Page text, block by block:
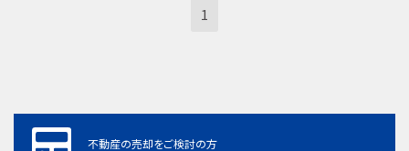
1
不動産の売却をご検討の方